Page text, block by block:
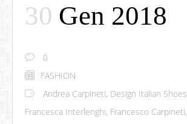
30 Gen 2018
0
FASHION
Andrea Carpineti, Design Italian Shoes
Francesca Interlenghi, Francesco Carpineti,